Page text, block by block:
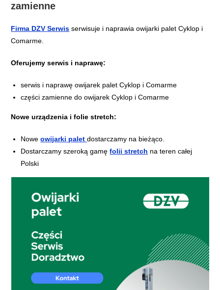
zamienne
Firma DZV Serwis serwisuje i naprawia owijarki palet Cyklop i
Comarme.
Oferujemy serwis i naprawę:
serwis i naprawę owijarek palet Cyklop i Comarme
części zamienne do owijarek Cyklop i Comarme
Nowe urządzenia i folie stretch:
Noweowijarki paletdostarczamy na bieżąco.
Dostarczamy szeroką gamęfolii stretch na teren całej
Polski